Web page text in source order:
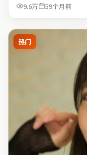
9.6万
59个月前
热门